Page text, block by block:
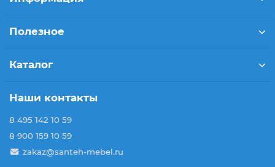
Полезное
Каталог
Наши контакты
8 495 142 10 59
8 900 159 10 59
zakaz@santeh-mebel.ru